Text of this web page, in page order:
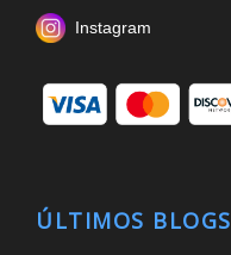
Instagram
ÚLTIMOS BLOGS